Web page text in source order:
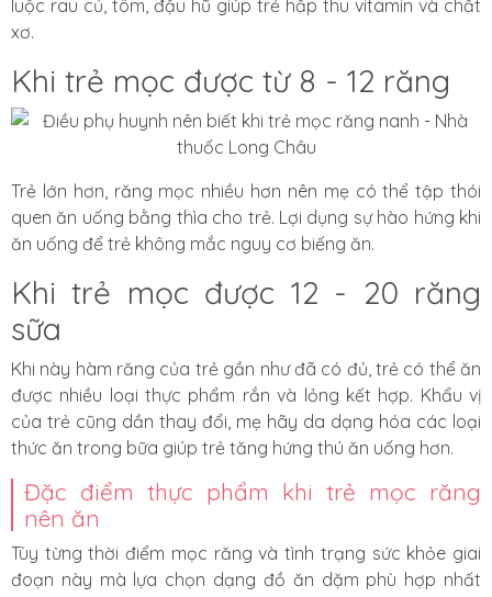
luộc rau củ, tôm, đậu hũ giúp trẻ hấp thu vitamin và chất
xơ.
Khi trẻ mọc được từ 8 - 12 răng
Trẻ lớn hơn, răng mọc nhiều hơn nên mẹ có thể tập thói
quen ăn uống bằng thìa cho trẻ. Lợi dụng sự hào hứng khi
ăn uống để trẻ không mắc nguy cơ biếng ăn.
Khi trẻ mọc được 12 - 20 răng
sữa
Khi này hàm răng của trẻ gần như đã có đủ, trẻ có thể ăn
được nhiều loại thực phẩm rắn và lỏng kết hợp. Khẩu vị
của trẻ cũng dần thay đổi, mẹ hãy da dạng hóa các loại
thức ăn trong bữa giúp trẻ tăng hứng thú ăn uống hơn.
Đặc điểm thực phẩm khi trẻ mọc răng
nên ăn
Tùy từng thời điểm mọc răng và tình trạng sức khỏe giai
đoạn này mà lựa chọn dạng đồ ăn dặm phù hợp nhất